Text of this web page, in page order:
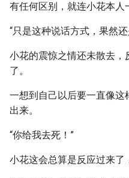
有任何区别，就连小花本人
“只是这种说话方式，果然
小花的震惊之情还未散去
了。
一想到自己以后要一直像
出来。
“你给我去死！”
小花这会总算是反应过来了